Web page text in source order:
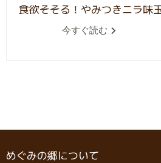
食欲そそる！やみつきニラ味
今すぐ読む
めぐみの郷について